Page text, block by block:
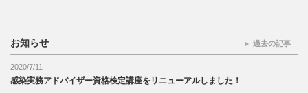
お知らせ
2020/7/11
感染実務アドバイザー資格検定講座をリニューアルしました！
過去の記事